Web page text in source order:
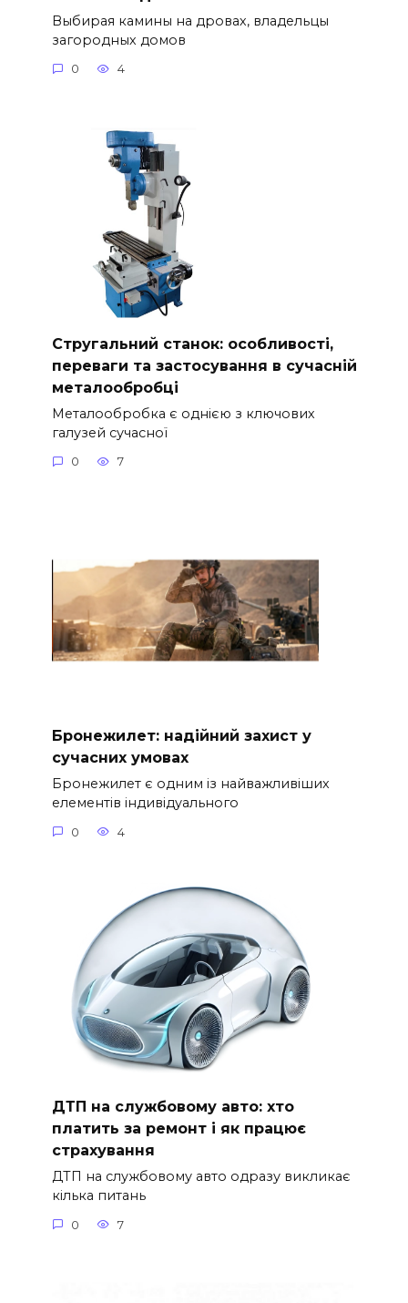
Выбирая камины на дровах, владельцы
загородных домов
0 4
Стругальний станок: особливості,
переваги та застосування в сучасній
металообробці
Металообробка є однією з ключових
галузей сучасної
0 7
Бронежилет: надійний захист у
сучасних умовах
Бронежилет є одним із найважливіших
елементів індивідуального
0 4
ДТП на службовому авто: хто
платить за ремонт і як працює
страхування
ДТП на службовому авто одразу викликає
кілька питань
0 7